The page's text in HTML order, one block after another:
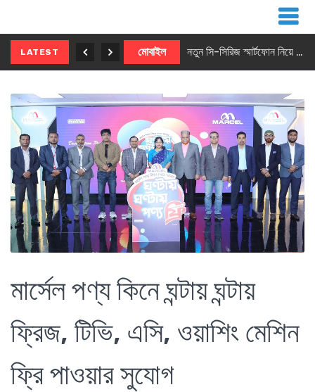
LATEST মোবাইল নতুন সি-সিরিজ স্মার্টফোন নিয়ে আসছে রিয়েলমি
মার্সেল পণ্য কিনে ঘন্টায় ঘন্টায়
ফ্রিজ, টিভি, এসি, ওয়াশিং মেশিন
ফ্রি পাওয়ার সুযোগ